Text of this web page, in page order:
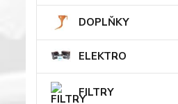
DOPLŇKY
ELEKTRO
FILTRY